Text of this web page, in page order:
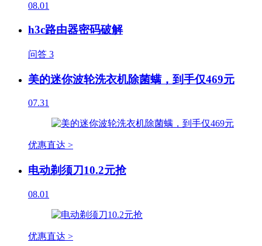
08.01
h3c路由器密码破解
问答 3
美的迷你波轮洗衣机除菌螨，到手仅469元
07.31
优惠直达 >
电动剃须刀10.2元抢
08.01
优惠直达 >